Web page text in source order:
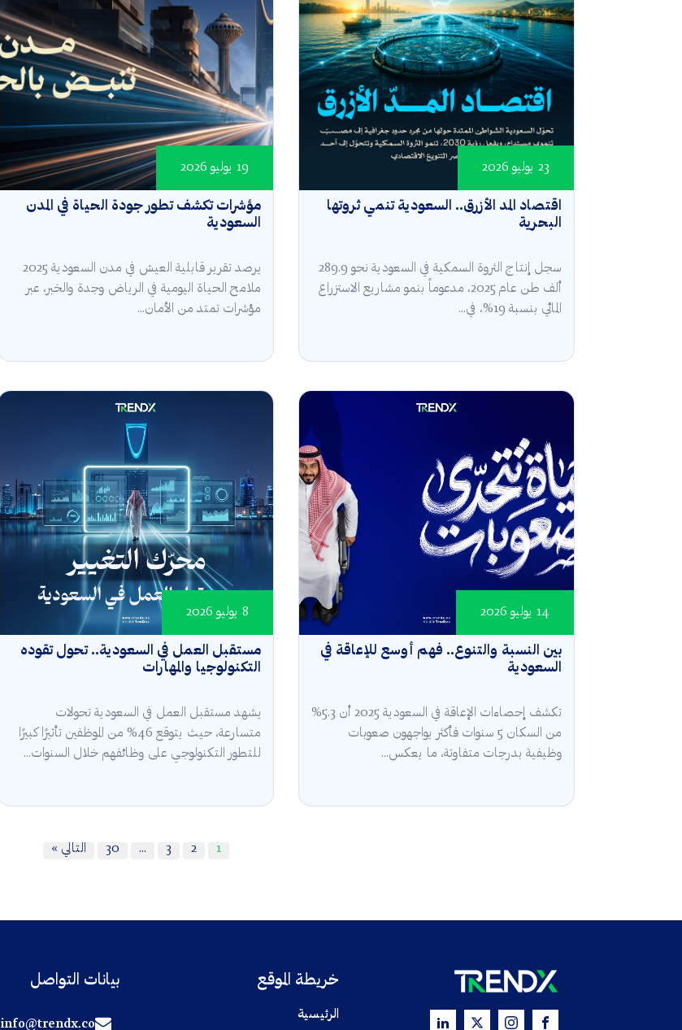
اقتصاد المد الأزرق.. السعودية تنمي ثروتها
البحرية
23 يوليو 2026
سجل إنتاج الثروة السمكية في السعودية نحو 289.9
ألف طن عام 2025، مدعوماً بنمو مشاريع الاستزراع
المائي بنسبة 19%، في...
مؤشرات تكشف تطور جودة الحياة في المدن
السعودية
19 يوليو 2026
يرصد تقرير قابلية العيش في مدن السعودية 2025
ملامح الحياة اليومية في الرياض وجدة والخبر، عبر
مؤشرات تمتد من الأمان...
بين النسبة والتنوع.. فهم أوسع للإعاقة في
السعودية
14 يوليو 2026
تكشف إحصاءات الإعاقة في السعودية 2025 أن 5.3%
من السكان 5 سنوات فأكثر يواجهون صعوبات
وظيفية بدرجات متفاوتة، ما يعكس...
مستقبل العمل في السعودية.. تحول تقوده
التكنولوجيا والمهارات
8 يوليو 2026
يشهد مستقبل العمل في السعودية تحولات
متسارعة، حيث يتوقع 46% من الموظفين تأثيرًا كبيرًا
للتطور التكنولوجي على وظائفهم خلال السنوات...
1
2
3
…
30 التالي »
خريطة الموقع
الرئيسية
بيانات التواصل
info@trendx.co